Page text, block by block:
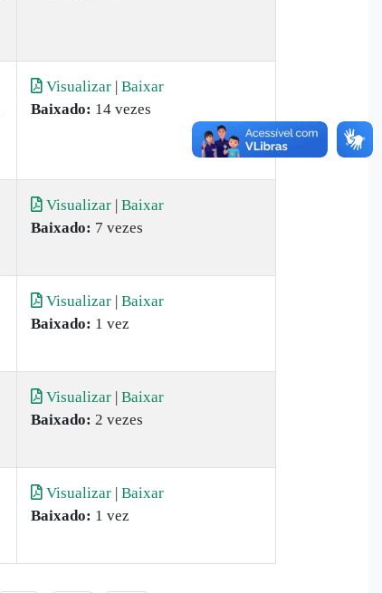
Visualizar | Baixar
Baixado: 14 vezes
Visualizar | Baixar
Baixado: 7 vezes
Visualizar | Baixar
Baixado: 1 vez
Visualizar | Baixar
Baixado: 2 vezes
Visualizar | Baixar
Baixado: 1 vez